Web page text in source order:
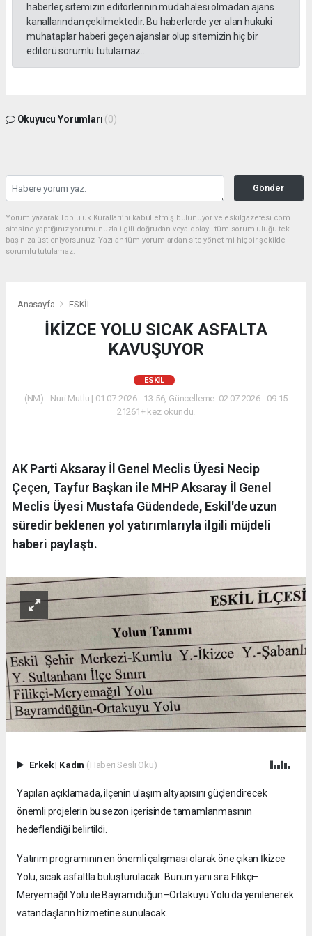
haberler, sitemizin editörlerinin müdahalesi olmadan ajans
kanallarından çekilmektedir. Bu haberlerde yer alan hukuki
muhataplar haberi geçen ajanslar olup sitemizin hiç bir
editörü sorumlu tutulamaz...
Okuyucu Yorumları (0)
Gönder
Yorum yazarak Topluluk Kuralları’nı kabul etmiş bulunuyor ve eskilgazetesi.com
sitesine yaptığınız yorumunuzla ilgili doğrudan veya dolaylı tüm sorumluluğu tek
başınıza üstleniyorsunuz. Yazılan tüm yorumlardan site yönetimi hiçbir şekilde
sorumlu tutulamaz.
Anasayfa ESKİL
İKİZCE YOLU SICAK ASFALTA
KAVUŞUYOR
ESKİL
(NM) - Nuri Mutlu | 01.07.2026 - 13:56, Güncelleme: 02.07.2026 - 09:15
21261+ kez okundu.
AK Parti Aksaray İl Genel Meclis Üyesi Necip
Çeçen, Tayfur Başkan ile MHP Aksaray İl Genel
Meclis Üyesi Mustafa Güdendede, Eskil'de uzun
süredir beklenen yol yatırımlarıyla ilgili müjdeli
haberi paylaştı.
Erkek| Kadın (Haberi Sesli Oku)
Yapılan açıklamada, ilçenin ulaşım altyapısını güçlendirecek
önemli projelerin bu sezon içerisinde tamamlanmasının
hedeflendiği belirtildi.
Yatırım programının en önemli çalışması olarak öne çıkan İkizce
Yolu, sıcak asfaltla buluşturulacak. Bunun yanı sıra Filikçi–
Meryemağıl Yolu ile Bayramdüğün–Ortakuyu Yolu da yenilenerek
vatandaşların hizmetine sunulacak.